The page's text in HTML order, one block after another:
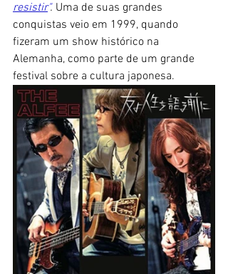
resistir". Uma de suas grandes
conquistas veio em 1999, quando
fizeram um show histórico na
Alemanha, como parte de um grande
festival sobre a cultura japonesa.